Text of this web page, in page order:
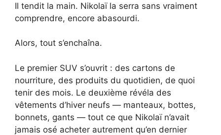
Il tendit la main. Nikolaï la serra sans vraiment
comprendre, encore abasourdi.
Alors, tout s’enchaîna.
Le premier SUV s’ouvrit : des cartons de
nourriture, des produits du quotidien, de quoi
tenir des mois. Le deuxième révéla des
vêtements d’hiver neufs — manteaux, bottes,
bonnets, gants — tout ce que Nikolaï n’avait
jamais osé acheter autrement qu’en dernier